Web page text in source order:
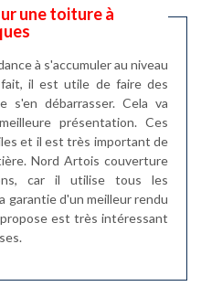
une toiture à
à s'accumuler au niveau
il est utile de faire des
s'en débarrasser. Cela va
présentation. Ces
et il est très important de
Nord Artois couverture
car il utilise tous les
garantie d'un meilleur rendu
est très intéressant